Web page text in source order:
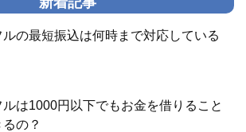
ルの最短振込は何時まで対応している
ルは1000円以下でもお金を借りること
の？